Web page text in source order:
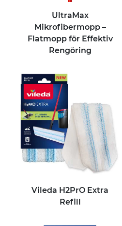
UltraMax
Mikrofibermopp –
Flatmopp för Effektiv
Rengöring
Vileda H2PrO Extra
Refill